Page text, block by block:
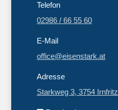
Telefon
02986 / 66 55 60
E-Mail
office@eisenstark.at
Adresse
Starkweg 3, 3754 Irnfritz